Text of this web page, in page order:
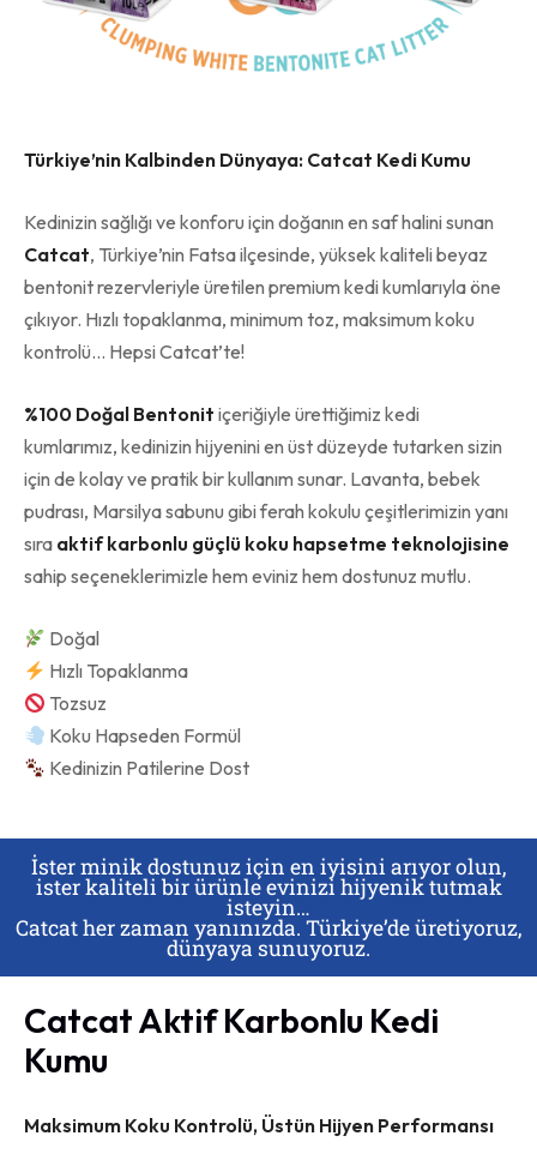
Türkiye’nin Kalbinden Dünyaya: Catcat Kedi Kumu
Kedinizin sağlığı ve konforu için doğanın en saf halini sunan
Catcat, Türkiye’nin Fatsa ilçesinde, yüksek kaliteli beyaz
bentonit rezervleriyle üretilen premium kedi kumlarıyla öne
çıkıyor. Hızlı topaklanma, minimum toz, maksimum koku
kontrolü… Hepsi Catcat’te!
%100 Doğal Bentonit içeriğiyle ürettiğimiz kedi
kumlarımız, kedinizin hijyenini en üst düzeyde tutarken sizin
için de kolay ve pratik bir kullanım sunar. Lavanta, bebek
pudrası, Marsilya sabunu gibi ferah kokulu çeşitlerimizin yanı
sıra aktif karbonlu güçlü koku hapsetme teknolojisine
sahip seçeneklerimizle hem eviniz hem dostunuz mutlu.
Doğal
Hızlı Topaklanma
Tozsuz
Koku Hapseden Formül
Kedinizin Patilerine Dost
İster minik dostunuz için en iyisini arıyor olun,
ister kaliteli bir ürünle evinizi hijyenik tutmak
isteyin…
Catcat her zaman yanınızda. Türkiye’de üretiyoruz,
dünyaya sunuyoruz.
Catcat Aktif Karbonlu Kedi
Kumu
Maksimum Koku Kontrolü, Üstün Hijyen Performansı